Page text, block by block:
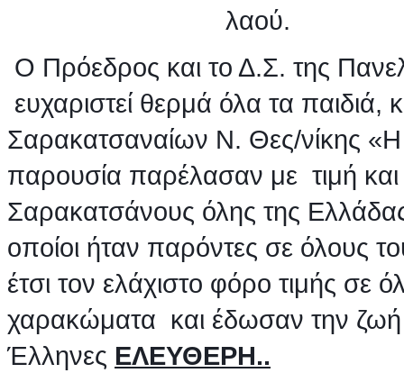
λαού.
Ο Πρόεδρος και το Δ.Σ. της
ευχαριστεί θερμά όλα τα παιδιά,
Σαρακατσαναίων Ν. Θες/νίκης
παρουσία παρέλασαν με τιμή
Σαρακατσάνους όλης της
οποίοι ήταν παρόντες σε όλους
έτσι τον ελάχιστο φόρο τιμής
χαρακώματα και έδωσαν την ζωή
Έλληνες ΕΛΕΥΘΕΡΗ..